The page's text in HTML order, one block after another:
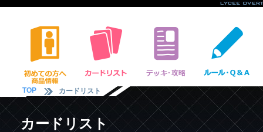
TOP カードリスト
カードリスト